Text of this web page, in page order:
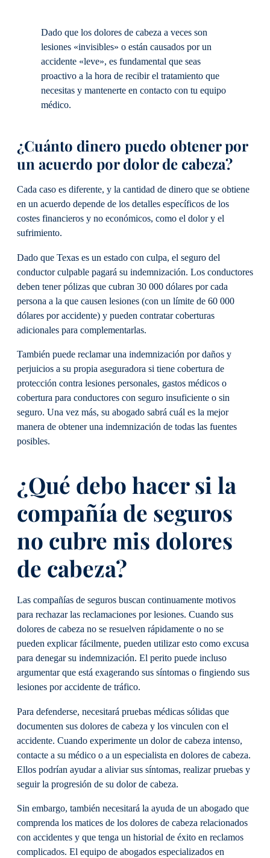
Dado que los dolores de cabeza a veces son
lesiones «invisibles» o están causados por un
accidente «leve», es fundamental que seas
proactivo a la hora de recibir el tratamiento que
necesitas y mantenerte en contacto con tu equipo
médico.
¿Cuánto dinero puedo obtener por
un acuerdo por dolor de cabeza?
Cada caso es diferente, y la cantidad de dinero que se obtiene
en un acuerdo depende de los detalles específicos de los
costes financieros y no económicos, como el dolor y el
sufrimiento.
Dado que Texas es un estado con culpa, el seguro del
conductor culpable pagará su indemnización. Los conductores
deben tener pólizas que cubran 30 000 dólares por cada
persona a la que causen lesiones (con un límite de 60 000
dólares por accidente) y pueden contratar coberturas
adicionales para complementarlas.
También puede reclamar una indemnización por daños y
perjuicios a su propia aseguradora si tiene cobertura de
protección contra lesiones personales, gastos médicos o
cobertura para conductores con seguro insuficiente o sin
seguro. Una vez más, su abogado sabrá cuál es la mejor
manera de obtener una indemnización de todas las fuentes
posibles.
¿Qué debo hacer si la
compañía de seguros
no cubre mis dolores
de cabeza?
Las compañías de seguros buscan continuamente motivos
para rechazar las reclamaciones por lesiones. Cuando sus
dolores de cabeza no se resuelven rápidamente o no se
pueden explicar fácilmente, pueden utilizar esto como excusa
para denegar su indemnización. El perito puede incluso
argumentar que está exagerando sus síntomas o fingiendo sus
lesiones por accidente de tráfico.
Para defenderse, necesitará pruebas médicas sólidas que
documenten sus dolores de cabeza y los vinculen con el
accidente. Cuando experimente un dolor de cabeza intenso,
contacte a su médico o a un especialista en dolores de cabeza.
Ellos podrían ayudar a aliviar sus síntomas, realizar pruebas y
seguir la progresión de su dolor de cabeza.
Sin embargo, también necesitará la ayuda de un abogado que
comprenda los matices de los dolores de cabeza relacionados
con accidentes y que tenga un historial de éxito en reclamos
complicados. El equipo de abogados especializados en